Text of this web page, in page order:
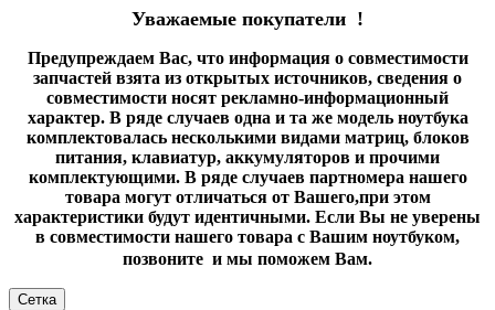
Уважаемые покупатели !
Предупреждаем Вас, что информация о совместимости
запчастей взята из открытых источников, сведения о
совместимости носят рекламно-информационный
характер. В ряде случаев одна и та же модель ноутбука
комплектовалась несколькими видами матриц, блоков
питания, клавиатур, аккумуляторов и прочими
комплектующими. В ряде случаев партномера нашего
товара могут отличаться от Вашего,при этом
характеристики будут идентичными. Если Вы не уверены
в совместимости нашего товара с Вашим ноутбуком,
позвоните и мы поможем Вам.
Сетка